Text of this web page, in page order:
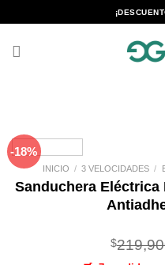
al
-18%
INICIO / 3 VELOCIDADES /
Sanduchera Eléctrica
$